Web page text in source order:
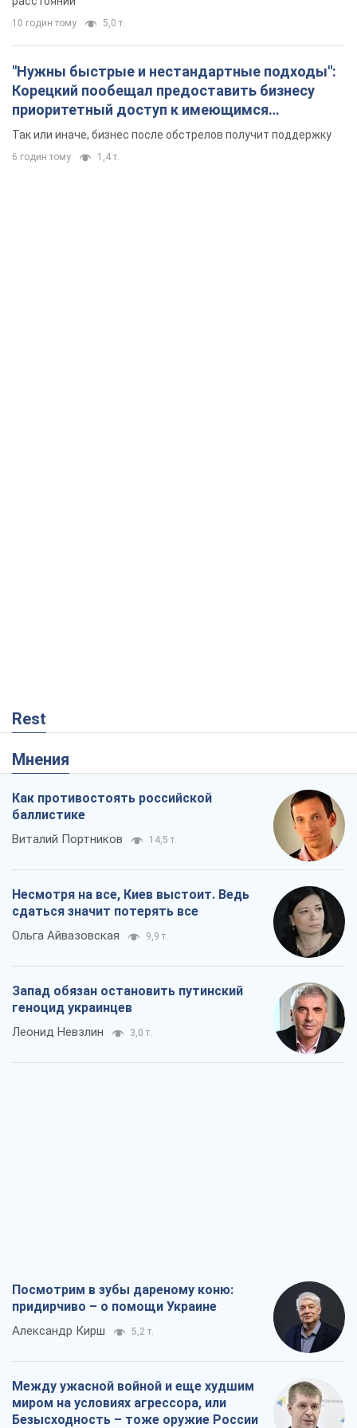
10 годин тому 5,0 т.
"Нужны быстрые и нестандартные подходы":
Корецкий пообещал предоставить бизнесу
приоритетный доступ к имеющимся
складским помещениям
Так или иначе, бизнес после обстрелов получит поддержку
6 годин тому 1,4 т.
Rest
Мнения
Как противостоять российской
баллистике
Виталий Портников 14,5 т.
Несмотря на все, Киев выстоит. Ведь
сдаться значит потерять все
Ольга Айвазовская 9,9 т.
Запад обязан остановить путинский
геноцид украинцев
Леонид Невзлин 3,0 т.
Посмотрим в зубы дареному коню:
придирчиво – о помощи Украине
Александр Кирш 5,2 т.
Между ужасной войной и еще худшим
миром на условиях агрессора, или
Безысходность – тоже оружие России